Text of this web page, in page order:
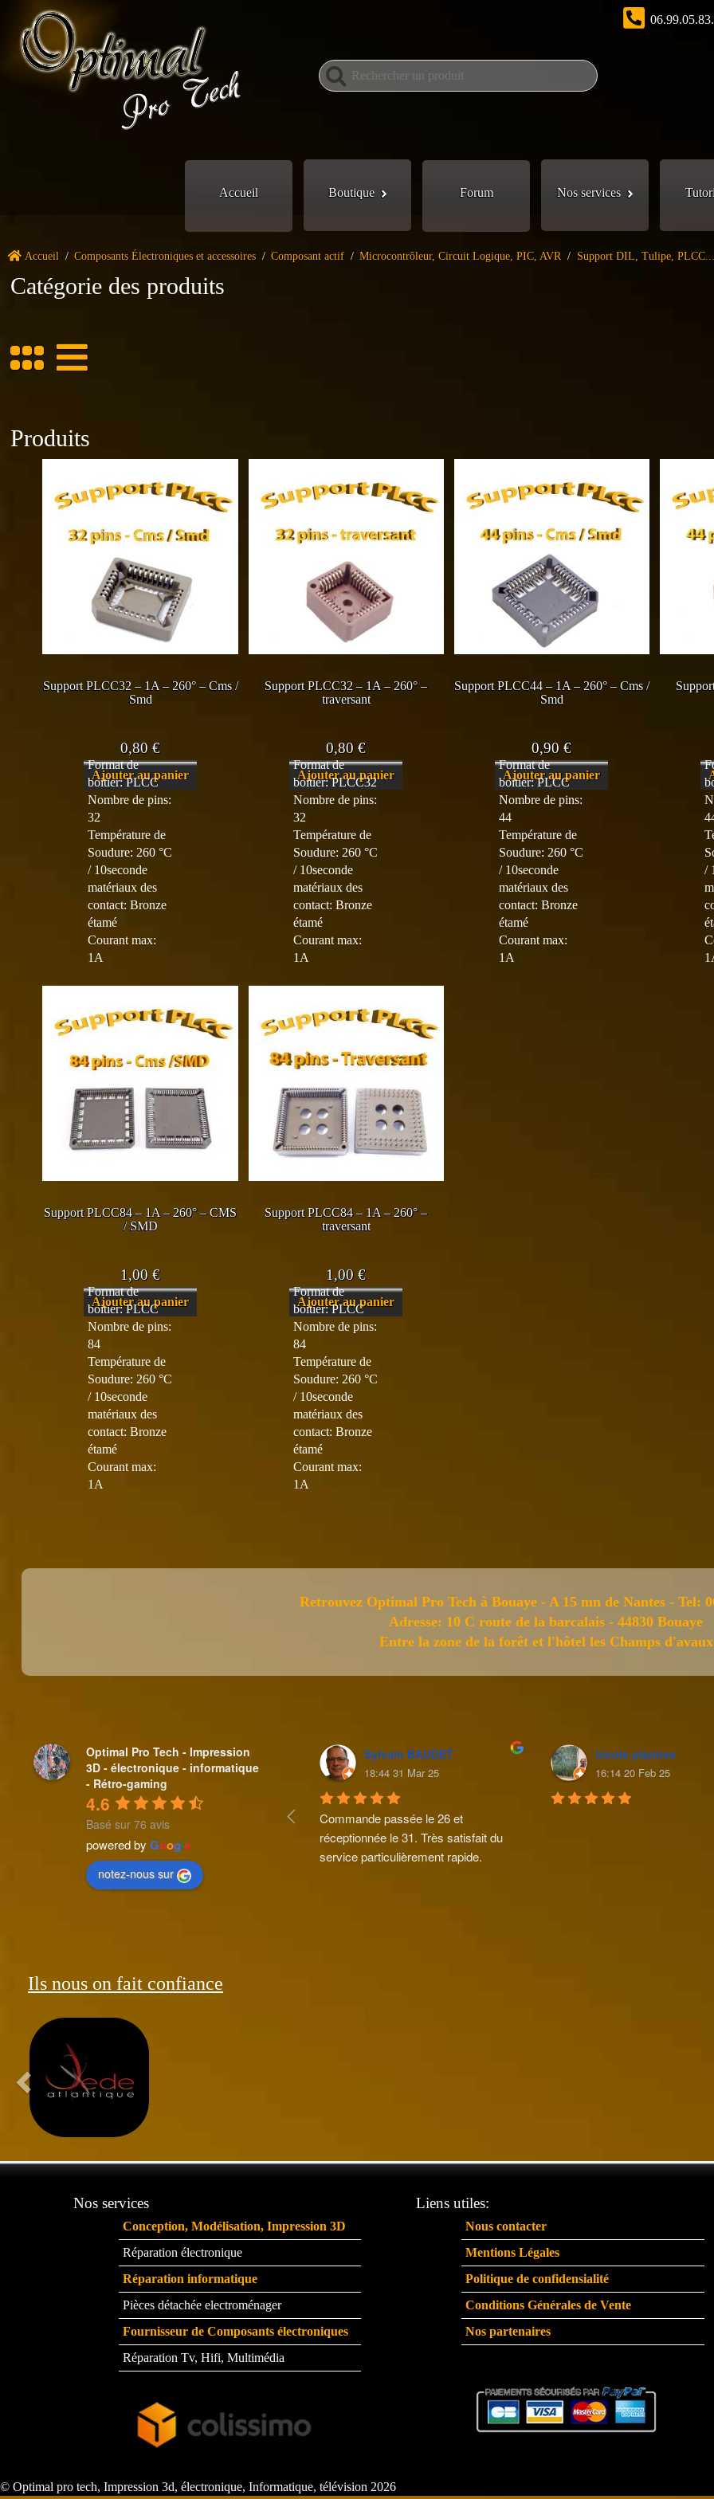
Accueil Boutique Forum Nos services
Accueil / Composants Électroniques et accessoires / Composant actif / Microcontrôleur, Circuit Logique, PIC, AVR / Support DIL, Tulipe, PLCC...
Catégorie des produits
Produits
Support PLCC32 – 1A – 260° – Cms /
Smd
0,80€
Ajouter au panier
Format de
boitier: PLCC
Nombre de pins:
32
Température de
Soudure: 260 °C
/ 10seconde
matériaux des
contact: Bronze
étamé
Courant max:
1A
Support PLCC32 – 1A – 260° –
traversant
0,80€
Ajouter au panier
Format de
boitier: PLCC32
Nombre de pins:
32
Température de
Soudure: 260 °C
/ 10seconde
matériaux des
contact: Bronze
étamé
Courant max:
1A
Support PLCC44 – 1A – 260° – Cms /
Smd
0,90€
Ajouter au panier
Format de
boitier: PLCC
Nombre de pins:
44
Température de
Soudure: 260 °C
/ 10seconde
matériaux des
contact: Bronze
étamé
Courant max:
1A
/
Support PLCC84 – 1A – 260° – CMS
/ SMD
1,00€
Ajouter au panier
Format de
boitier: PLCC
Nombre de pins:
84
Température de
Soudure: 260 °C
/ 10seconde
matériaux des
contact: Bronze
étamé
Courant max:
1A
Support PLCC84 – 1A – 260° –
traversant
1,00€
Ajouter au panier
Format de
boitier: PLCC
Nombre de pins:
84
Température de
Soudure: 260 °C
/ 10seconde
matériaux des
contact: Bronze
étamé
Courant max:
1A
Retrouvez Optimal Pro Tech à Bouaye - A 15 mn de Nantes - Tel:
Adresse: 10 C route de la barcalais - 44830 Bouaye
Entre la zone de la forêt et l'hôtel les Champs d'avaux
Optimal Pro Tech - Impression
3D - électronique - informatique
- Rétro-gaming
4.6
Basé sur 76 avis
powered by Google
notez-nous sur
Sylvain BAUDET
18:44 31 Mar 25
Commande passée le 26 et
réceptionnée le 31. Très satisfait du
service particulièrement rapide.
nicole plantive
16:14 20 Feb 25
Ils nous on fait confiance
Nos services
Conception, Modélisation, Impression 3D
Réparation électronique
Réparation informatique
Pièces détachée electroménager
Fournisseur de Composants électroniques
Réparation Tv, Hifi, Multimédia
Liens utiles:
Nous contacter
Mentions Légales
Politique de confidensialité
Conditions Générales de Vente
Nos partenaires
© Optimal pro tech, Impression 3d, électronique, Informatique, télévision 2026